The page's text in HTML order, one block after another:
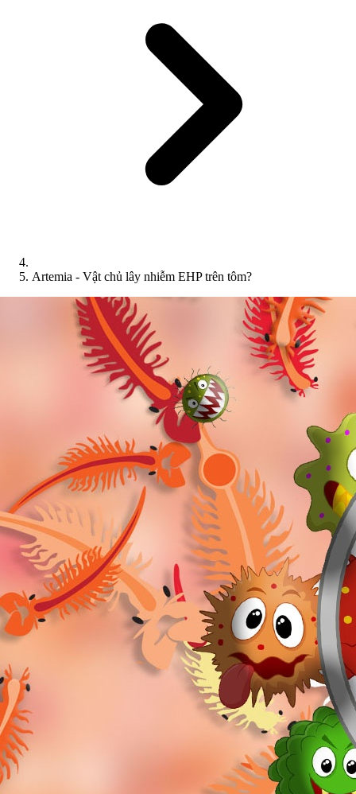
Artemia - Vật chủ lây nhiễm EHP trên tôm?